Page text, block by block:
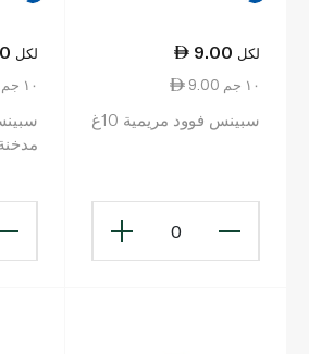
9.00 لكل
9.00 ١٠ جم
سبينس فوود مريمية 10غ
0
لكل
2.00 ١٠ جم
مدخنة